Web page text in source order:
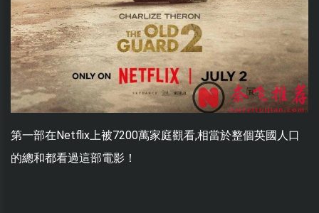
第一部在Netflix上被7200萬家庭觀看,相當於整個英國人口
的總和都看過這部電影！